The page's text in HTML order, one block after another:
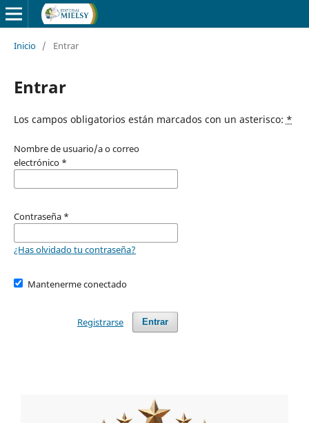
Inicio / Entrar
Entrar
Los campos obligatorios están marcados con un asterisco: *
Nombre de usuario/a o correo
electrónico *
Contraseña *
¿Has olvidado tu contraseña?
Mantenerme conectado
Entrar
Registrarse